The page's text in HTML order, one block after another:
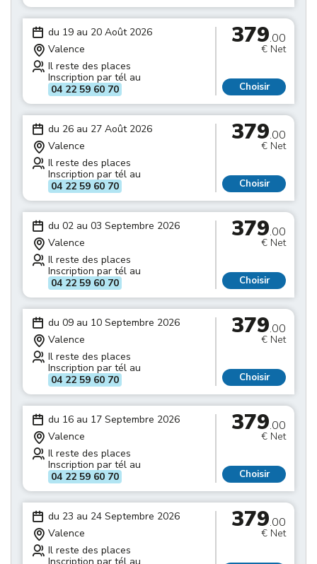
du 19 au 20 Août 2026
Valence
Il reste des places
Inscription par tél au
04 22 59 60 70
379.00
€ Net
Choisir
du 26 au 27 Août 2026
Valence
Il reste des places
Inscription par tél au
04 22 59 60 70
379.00
€ Net
Choisir
du 02 au 03 Septembre 2026
Valence
Il reste des places
Inscription par tél au
04 22 59 60 70
379.00
€ Net
Choisir
du 09 au 10 Septembre 2026
Valence
Il reste des places
Inscription par tél au
04 22 59 60 70
379.00
€ Net
Choisir
du 16 au 17 Septembre 2026
Valence
Il reste des places
Inscription par tél au
04 22 59 60 70
379.00
€ Net
Choisir
du 23 au 24 Septembre 2026
Valence
Il reste des places
379.00
€ Net